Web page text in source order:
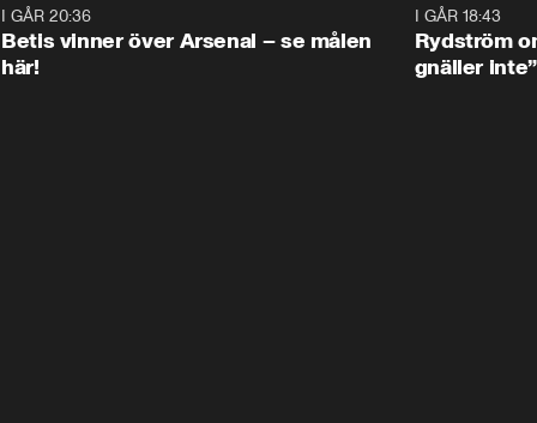
I GÅR 20:36
Betis vinner över Arsenal – se målen
här!
I GÅR 18:43
Rydström
gnäller inte”